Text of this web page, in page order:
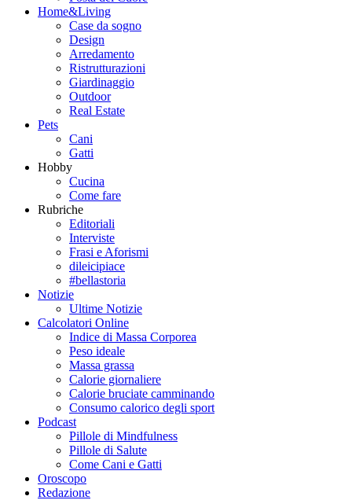
Home&Living
Case da sogno
Design
Arredamento
Ristrutturazioni
Giardinaggio
Outdoor
Real Estate
Pets
Cani
Gatti
Hobby
Cucina
Come fare
Rubriche
Editoriali
Interviste
Frasi e Aforismi
dileicipiace
#bellastoria
Notizie
Ultime Notizie
Calcolatori Online
Indice di Massa Corporea
Peso ideale
Massa grassa
Calorie giornaliere
Calorie bruciate camminando
Consumo calorico degli sport
Podcast
Pillole di Mindfulness
Pillole di Salute
Come Cani e Gatti
Oroscopo
Redazione